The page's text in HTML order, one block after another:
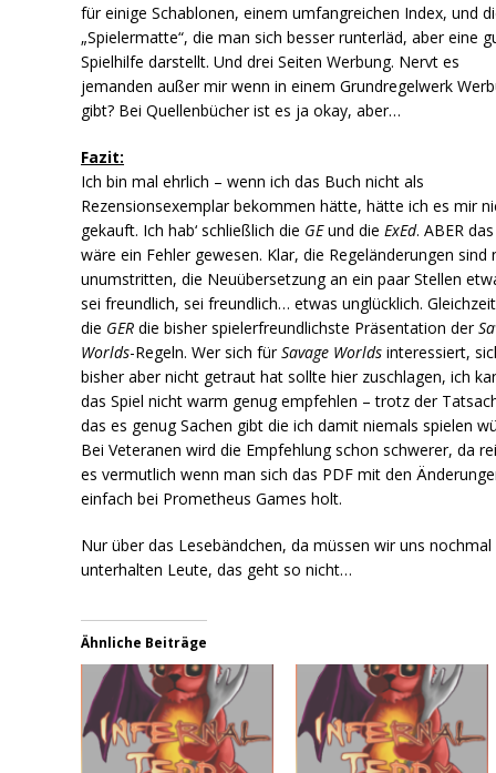
für einige Schablonen, einem umfangreichen Index, und
„Spielermatte“, die man sich besser runterläd, aber eine
Spielhilfe darstellt. Und drei Seiten Werbung. Nervt es
jemanden außer mir wenn in einem Grundregelwerk
gibt? Bei Quellenbücher ist es ja okay, aber…
Fazit:
Ich bin mal ehrlich – wenn ich das Buch nicht als
Rezensionsexemplar bekommen hätte, hätte ich es mir
gekauft. Ich hab‘ schließlich die GEund die ExEd. ABER das
wäre ein Fehler gewesen. Klar, die Regeländerungen sind
unumstritten, die Neuübersetzung an ein paar Stellen
sei freundlich, sei freundlich… etwas unglücklich.
die GER die bisher spielerfreundlichste Präsentation der
Worlds-Regeln. Wer sich fürSavage Worlds interessiert,
bisher aber nicht getraut hat sollte hier zuschlagen, ich
das Spiel nicht warm genug empfehlen – trotz der
das es genug Sachen gibt die ich damit niemals spielen
Bei Veteranen wird die Empfehlung schon schwerer, da
es vermutlich wenn man sich das PDF mit den
einfach bei Prometheus Games holt.
Nur über das Lesebändchen, da müssen wir uns nochmal
unterhalten Leute, das geht so nicht…
Ähnliche Beiträge